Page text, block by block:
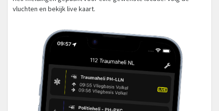
vluchten en bekijk live kaart.